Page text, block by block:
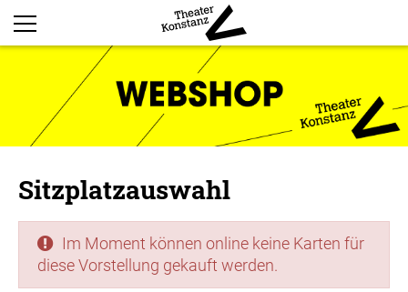
Sitzplatzauswahl
Im Moment können online keine Karten für
diese Vorstellung gekauft werden.